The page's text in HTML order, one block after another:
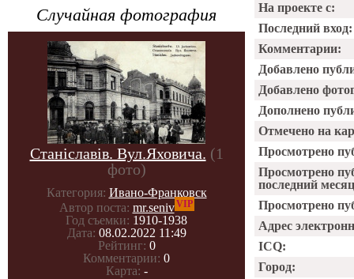
Случайная фотография
Станіславів. Вул.Яховича. (1
фото)
Категория: Ивано-Франковск
Автор поста: mr.senivVIP
Год съемки: 1910-1938
Дата: 08.02.2022 11:49
Рейтинг: 0
Комментарии: 0
Карта: -
На проекте с:
Последний вход:
Комментарии:
Добавлено
Добавлено
Дополнено
Отмечено на
Просмотрено
Просмотрено
последний
Просмотрено
Адрес
ICQ:
Город: